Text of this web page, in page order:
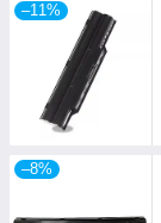
–11%
–8%